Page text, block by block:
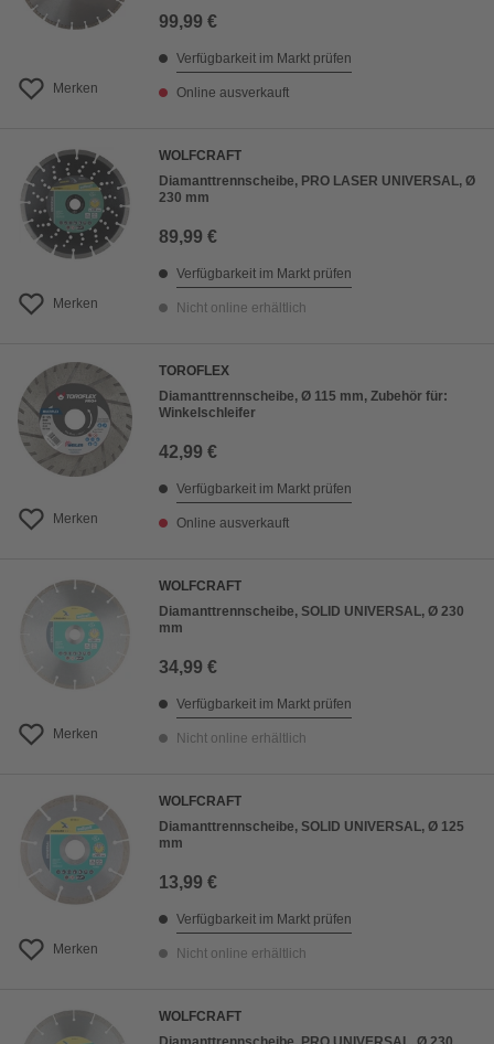
Merken
99,99 €
Verfügbarkeit im Markt prüfen
Online ausverkauft
Merken
WOLFCRAFT
Diamanttrennscheibe, PRO LASER UNIVERSAL, Ø
230 mm
89,99 €
Verfügbarkeit im Markt prüfen
Nicht online erhältlich
Merken
TOROFLEX
Diamanttrennscheibe, Ø 115 mm, Zubehör für:
Winkelschleifer
42,99 €
Verfügbarkeit im Markt prüfen
Online ausverkauft
Merken
WOLFCRAFT
Diamanttrennscheibe, SOLID UNIVERSAL, Ø 230
mm
34,99 €
Verfügbarkeit im Markt prüfen
Nicht online erhältlich
Merken
WOLFCRAFT
Diamanttrennscheibe, SOLID UNIVERSAL, Ø 125
mm
13,99 €
Verfügbarkeit im Markt prüfen
Nicht online erhältlich
WOLFCRAFT